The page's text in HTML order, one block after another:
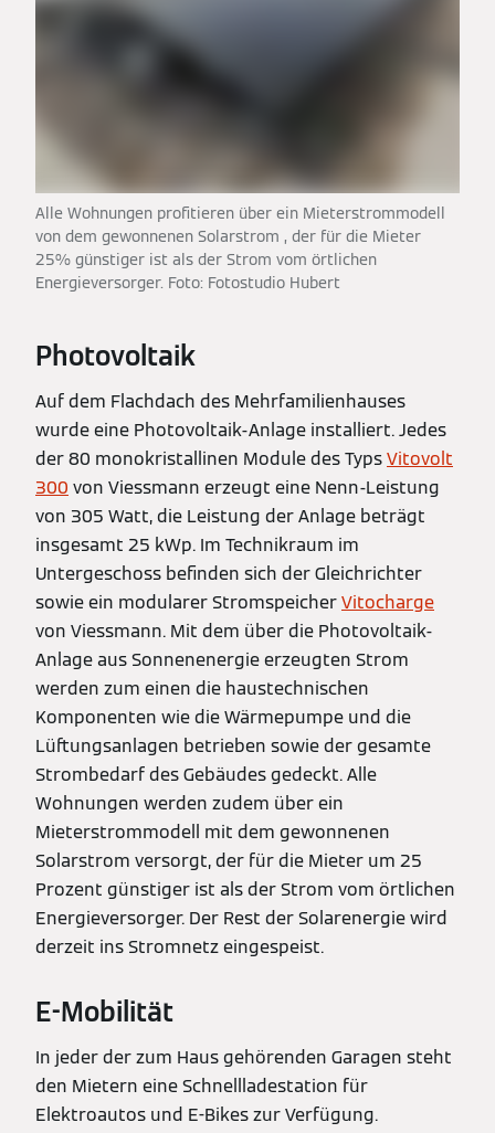
Alle Wohnungen profitieren über ein Mieterstrommodell
von dem gewonnenen Solarstrom , der für die Mieter
25% günstiger ist als der Strom vom örtlichen
Energieversorger. Foto: Fotostudio Hubert
Photovoltaik
Auf dem Flachdach des Mehrfamilienhauses
wurde eine Photovoltaik-Anlage installiert. Jedes
der 80 monokristallinen Module des TypsVitovolt
300 von Viessmann erzeugt eine Nenn-Leistung
von 305 Watt, die Leistung der Anlage beträgt
insgesamt 25 kWp. Im Technikraum im
Untergeschoss befinden sich der Gleichrichter
sowie ein modularer StromspeicherVitocharge
von Viessmann. Mit dem über die Photovoltaik-
Anlage aus Sonnenenergie erzeugten Strom
werden zum einen die haustechnischen
Komponenten wie die Wärmepumpe und die
Lüftungsanlagen betrieben sowie der gesamte
Strombedarf des Gebäudes gedeckt. Alle
Wohnungen werden zudem über ein
Mieterstrommodell mit dem gewonnenen
Solarstrom versorgt, der für die Mieter um 25
Prozent günstiger ist als der Strom vom örtlichen
Energieversorger. Der Rest der Solarenergie wird
derzeit ins Stromnetz eingespeist.
E-Mobilität
In jeder der zum Haus gehörenden Garagen steht
den Mietern eine Schnellladestation für
Elektroautos und E-Bikes zur Verfügung.